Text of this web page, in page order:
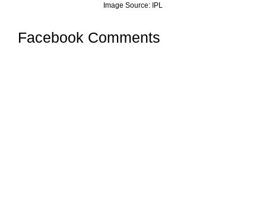
Image Source: IPL
Facebook Comments